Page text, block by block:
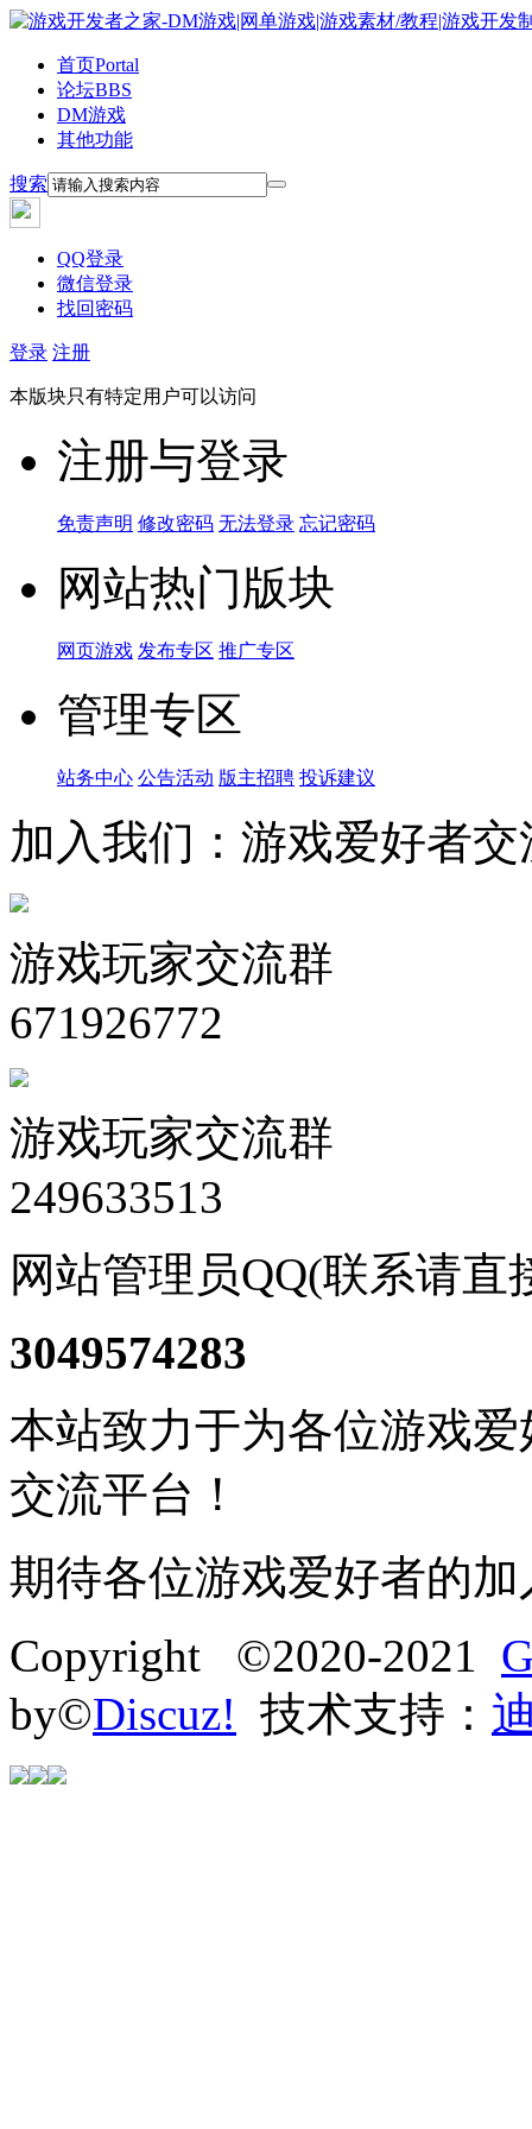
首页Portal
论坛BBS
DM游戏
其他功能
搜索
QQ登录
微信登录
找回密码
登录 注册
本版块只有特定用户可以访问
注册与登录
免责声明 修改密码 无法登录 忘记密码
网站热门版块
网页游戏 发布专区 推广专区
管理专区
站务中心 公告活动 版主招聘 投诉建议
加入我们：游戏爱好者交
游戏玩家交流群
671926772
游戏玩家交流群
249633513
网站管理员QQ(联系请直
3049574283
本站致力于为各位游戏
交流平台！
期待各位游戏爱好者的加
Copyright ©2020-2021
by©Discuz! 技术支持：